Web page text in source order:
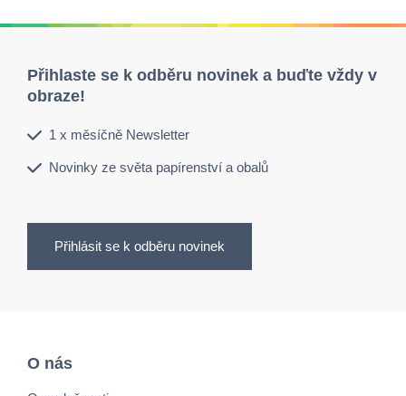
Přihlaste se k odběru novinek a buďte vždy v
obraze!
1 x měsíčně Newsletter
Novinky ze světa papírenství a obalů
Přihlásit se k odběru novinek
O nás